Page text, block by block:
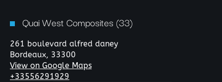
Quai West Composites (33)
261 boulevard alfred daney
Bordeaux, 33300
View on Google Maps
+33556291929